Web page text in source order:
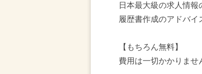
日本最大級の求人情報
履歴書作成のアドバイ
【もちろん無料】
費用は一切かかりませ